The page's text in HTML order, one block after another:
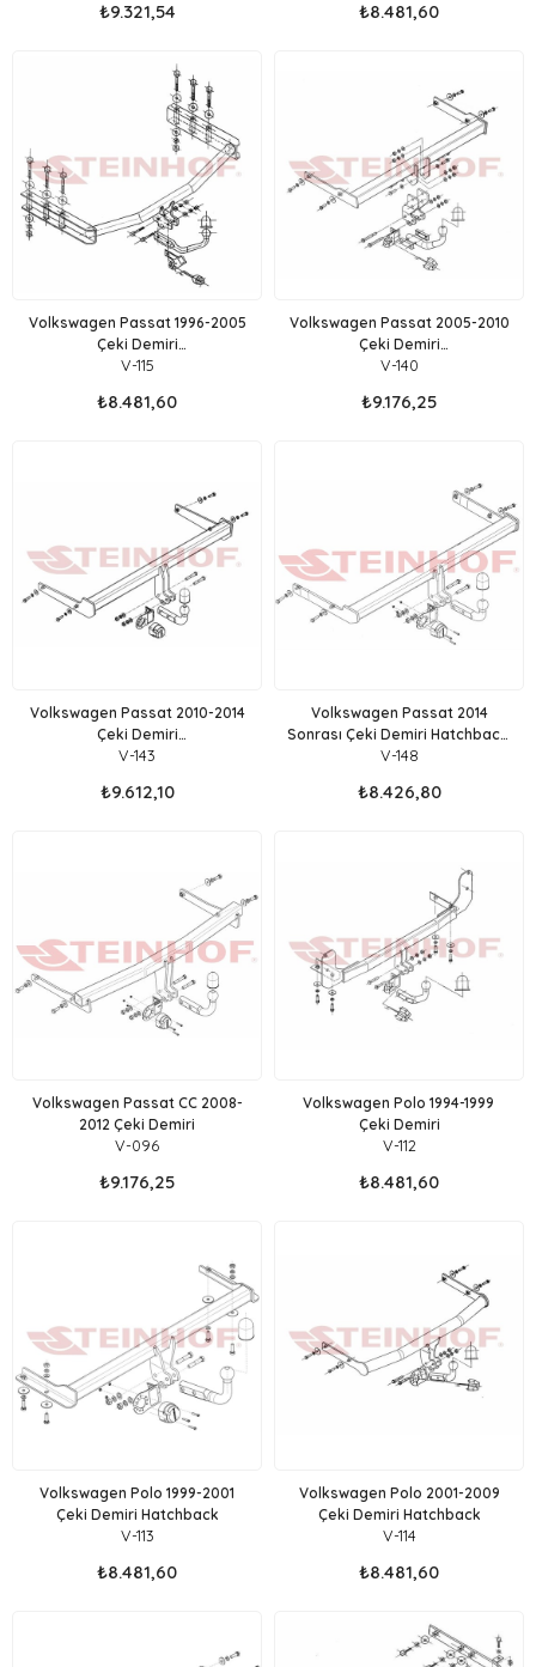
₺9.321,54 ₺8.481,60
Volkswagen Passat 1996-2005
Çeki Demiri
Sedan,Stationwagon (B5 KASA)
V-115
₺8.481,60
Volkswagen Passat 2005-2010
Çeki Demiri
Sedan,Stationwagon (B6 KASA)
V-140
₺9.176,25
Volkswagen Passat 2010-2014
Çeki Demiri
Sedan,Stationwagon (B7 KASA)
V-143
₺9.612,10
Volkswagen Passat 2014
Sonrası Çeki Demiri Hatchback,
Sedan,Stationwagon (B8 KASA)
V-148
₺8.426,80
Volkswagen Passat CC 2008-
2012 Çeki Demiri
V-096
₺9.176,25
Volkswagen Polo 1994-1999
Çeki Demiri
V-112
₺8.481,60
Volkswagen Polo 1999-2001
Çeki Demiri Hatchback
V-113
₺8.481,60
Volkswagen Polo 2001-2009
Çeki Demiri Hatchback
V-114
₺8.481,60